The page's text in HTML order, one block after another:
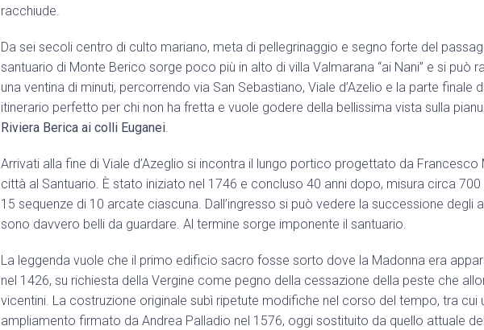
racchiude.
Da sei secoli centro di culto mariano, meta di pellegrinaggio e segno forte del
santuario di Monte Berico sorge poco più in alto di villa Valmarana “ai Nani” e si può
una ventina di minuti, percorrendo via San Sebastiano, Viale d’Azelio e la parte finale
itinerario perfetto per chi non ha fretta e vuole godere della bellissima vista sulla
Riviera Berica ai colli Euganei.
Arrivati alla fine di Viale d’Azeglio si incontra il lungo portico progettato da Francesco
città al Santuario. È stato iniziato nel 1746 e concluso 40 anni dopo, misura circa
15 sequenze di 10 arcate ciascuna. Dall’ingresso si può vedere la successione degli
sono davvero belli da guardare. Al termine sorge imponente il santuario.
La leggenda vuole che il primo edificio sacro fosse sorto dove la Madonna era
nel 1426, su richiesta della Vergine come pegno della cessazione della peste che
vicentini. La costruzione originale subì ripetute modifiche nel corso del tempo, tra cui
ampliamento firmato da Andrea Palladio nel 1576, oggi sostituito da quello attuale del
Resta aggiornato con noi